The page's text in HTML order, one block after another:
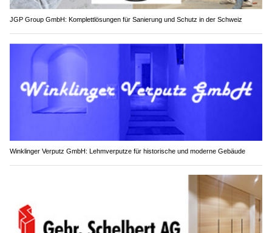
JGP Group GmbH: Komplettlösungen für Sanierung und Schutz in der Schweiz
Winklinger Verputz GmbH: Lehmverputze für historische und moderne Gebäude